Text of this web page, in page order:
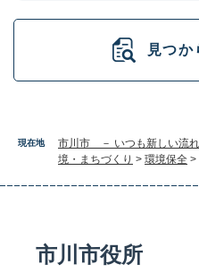
現在地 市川市 － いつも新しい流れ
境・まちづくり > 環境保全 >
見つか
市川市役所